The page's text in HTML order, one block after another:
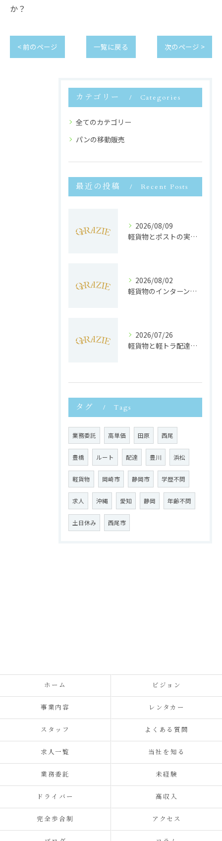
か？
< 前のページ 一覧に戻る 次のページ >
カテゴリー Categories
全てのカテゴリー
パンの移動販売
最近の投稿 Recent Posts
2026/08/09
軽貨物とポストの実務ルール徹底解説と効率的な配送のコツ
2026/08/02
軽貨物のインターンで静岡県浜松市で未経験から収入安定と働きやすさを両立するポイント
2026/07/26
軽貨物と軽トラ配達の収益実態と独立へのステップを徹底解説
タグ Tags
業務委託 高単価 田原 西尾
豊橋 ルート 配達 豊川 浜松
軽貨物 岡崎市 静岡市 学歴不問
求人 沖縄 愛知 静岡 年齢不問
土日休み 西尾市
ホーム ビジョン
事業内容 レンタカー
スタッフ よくある質問
求人一覧 当社を知る
業務委託 未経験
ドライバー 高収入
完全歩合制 アクセス